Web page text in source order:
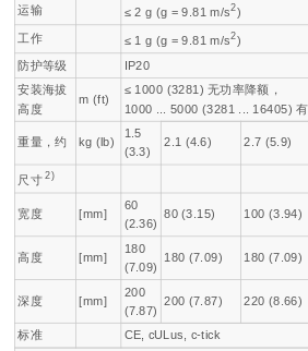
运输
≤ 2g (g = 9.81 m/s2)
工作 ≤ 1g (g = 9.81 m/s2)
防护等级
IP20
安装海拔
高度
m (ft)
≤ 1000 (3281) 无功率降额，
1000 ... 5000 (3281 ... 16405)
重量，约 kg (lb)
1.5
(3.3)
2.1 (4.6) 2.7 (5.9)
尺寸2)
宽度 [mm]
60
(2.36)
80 (3.15) 100 (3.94)
高度 [mm]
180
(7.09)
180 (7.09) 180 (7.09)
深度 [mm]
200
(7.87)
200 (7.87) 220 (8.66)
标准
CE, cULus, c-tick